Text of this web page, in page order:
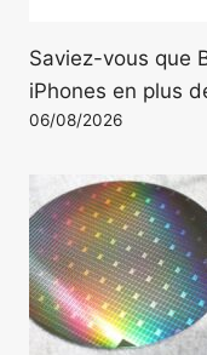
Saviez-vous que
iPhones en plus
06/08/2026